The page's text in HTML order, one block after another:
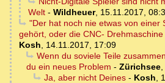
Welt - Wildheuer, 15.11.2017,
"Der hat noch nie etwas von einer
gehört, oder die CNC-
Kosh, 14.11.2017, 17:09
Wenn du soviele Teile
du ein neues Problem - Zürichsee,
Ja, aber nicht Deines- Kosh,